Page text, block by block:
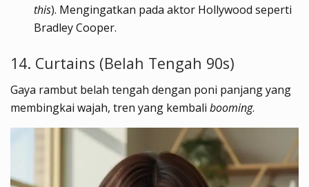
this). Mengingatkan pada aktor Hollywood seperti
Bradley Cooper.
14. Curtains (Belah Tengah 90s)
Gaya rambut belah tengah dengan poni panjang yang
membingkai wajah, tren yang kembali booming.